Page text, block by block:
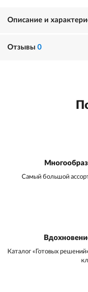
Описание и
Отзывы 0
Самый большой
Каталог «Готовых